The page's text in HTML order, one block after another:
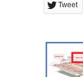
Tweet